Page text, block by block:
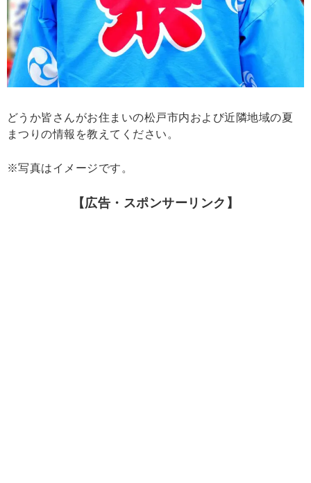
どうか皆さんがお住まいの松戸市内および近隣地域の夏
まつりの情報を教えてください。
※写真はイメージです。
【広告・スポンサーリンク】